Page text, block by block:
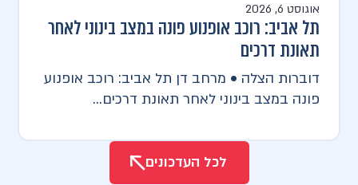
אוגוסט 6, 2026
תל אביב: רוכב אופנוע פונה במצב בינוני לאחר
תאונת דרכים
דוברות הצלה • מרחב דן תל אביב: רוכב אופנוע
פונה במצב בינוני לאחר תאונת דרכים...
לכל העדכונים